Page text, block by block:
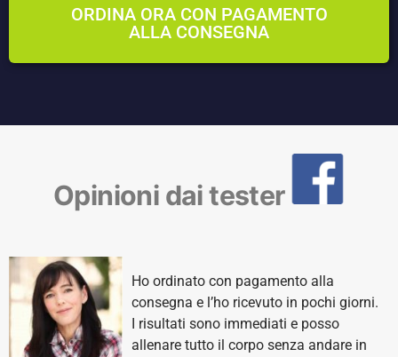
ORDINA ORA CON PAGAMENTO
ALLA CONSEGNA
Opinioni dai tester
Ho ordinato con pagamento alla
consegna e l’ho ricevuto in pochi giorni.
I risultati sono immediati e posso
allenare tutto il corpo senza andare in